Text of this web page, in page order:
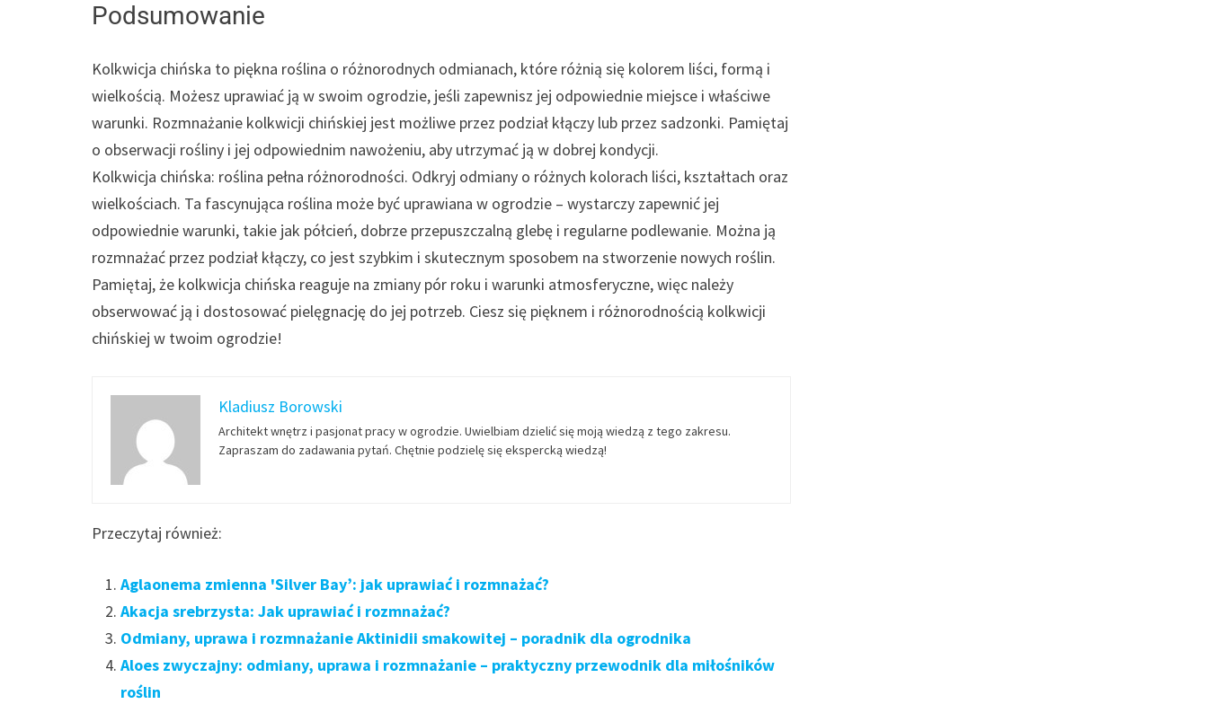
Podsumowanie
Kolkwicja chińska to piękna roślina o różnorodnych odmianach, które różnią się kolorem liści, formą i
wielkością. Możesz uprawiać ją w swoim ogrodzie, jeśli zapewnisz jej odpowiednie miejsce i właściwe
warunki. Rozmnażanie kolkwicji chińskiej jest możliwe przez podział kłączy lub przez sadzonki. Pamiętaj
o obserwacji rośliny i jej odpowiednim nawożeniu, aby utrzymać ją w dobrej kondycji.
Kolkwicja chińska: roślina pełna różnorodności. Odkryj odmiany o różnych kolorach liści, kształtach oraz
wielkościach. Ta fascynująca roślina może być uprawiana w ogrodzie – wystarczy zapewnić jej
odpowiednie warunki, takie jak półcień, dobrze przepuszczalną glebę i regularne podlewanie. Można ją
rozmnażać przez podział kłączy, co jest szybkim i skutecznym sposobem na stworzenie nowych roślin.
Pamiętaj, że kolkwicja chińska reaguje na zmiany pór roku i warunki atmosferyczne, więc należy
obserwować ją i dostosować pielęgnację do jej potrzeb. Ciesz się pięknem i różnorodnością kolkwicji
chińskiej w twoim ogrodzie!
Kladiusz Borowski
Architekt wnętrz i pasjonat pracy w ogrodzie. Uwielbiam dzielić się moją wiedzą z tego zakresu.
Zapraszam do zadawania pytań. Chętnie podzielę się ekspercką wiedzą!
Przeczytaj również:
Aglaonema zmienna 'Silver Bay’: jak uprawiać i rozmnażać?
Akacja srebrzysta: Jak uprawiać i rozmnażać?
Odmiany, uprawa i rozmnażanie Aktinidii smakowitej – poradnik dla ogrodnika
Aloes zwyczajny: odmiany, uprawa i rozmnażanie – praktyczny przewodnik dla miłośników
roślin